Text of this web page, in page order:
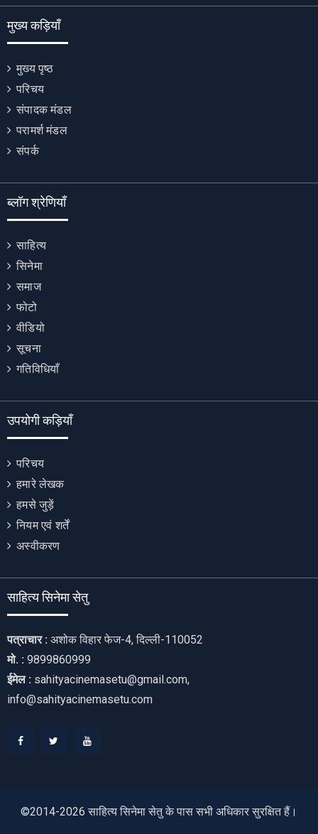
मुख्य कड़ियाँ
मुख्य पृष्ठ
परिचय
संपादक मंडल
परामर्श मंडल
संपर्क
ब्लॉग श्रेणियाँ
साहित्य
सिनेमा
समाज
फोटो
वीडियो
सूचना
गतिविधियाँ
उपयोगी कड़ियाँ
परिचय
हमारे लेखक
हमसे जुड़ें
नियम एवं शर्तें
अस्वीकरण
साहित्य सिनेमा सेतु
पत्राचार : अशोक विहार फेज-4, दिल्ली-110052
मो. : 9899860999
ईमेल : sahityacinemasetu@gmail.com,
info@sahityacinemasetu.com
©2014-2026 साहित्य सिनेमा सेतु के पास सभी अधिकार सुरक्षित हैं।